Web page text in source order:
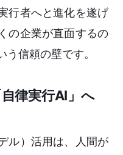
行者へと進化を遂げ
の企業が直面するの
信頼の壁です。
律実行AI」へ
ル）活用は、人間が